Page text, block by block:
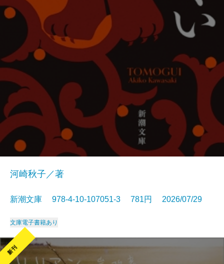
河崎秋子／著
新潮文庫 978-4-10-107051-3 781円 2026/07/29
文庫電子書籍あり
新刊